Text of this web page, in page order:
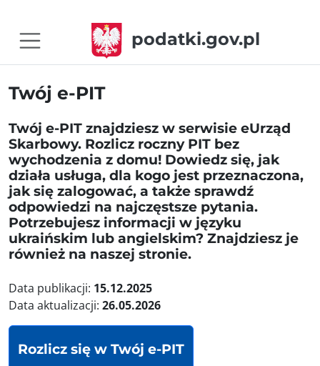
podatki.gov.pl
Twój e-PIT
Twój e-PIT znajdziesz w serwisie eUrząd
Skarbowy. Rozlicz roczny PIT bez
wychodzenia z domu! Dowiedz się, jak
działa usługa, dla kogo jest przeznaczona,
jak się zalogować, a także sprawdź
odpowiedzi na najczęstsze pytania.
Potrzebujesz informacji w języku
ukraińskim lub angielskim? Znajdziesz je
również na naszej stronie.
Data publikacji: 15.12.2025
Data aktualizacji: 26.05.2026
Rozlicz się w Twój e-PIT